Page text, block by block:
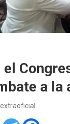
el
a